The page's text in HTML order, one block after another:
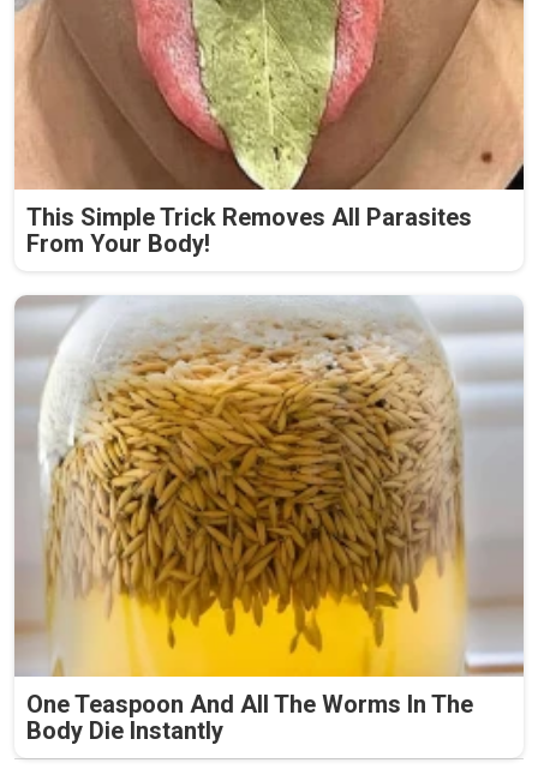
This Simple Trick Removes All Parasites
From Your Body!
One Teaspoon And All The Worms In The
Body Die Instantly